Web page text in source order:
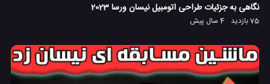
نگاهی به جزئیات طراحی اتومبیل نیسان ورسا 2023
75 بازدید 4 سال پیش